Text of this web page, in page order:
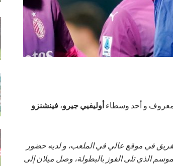
و أحد وسطاء أوليفيي جيرو، فينشنزو
في موقع عالي في الملعب، و لديه حضور
الذي تلى الفوز بالبطولة، وصل ميلان إلى